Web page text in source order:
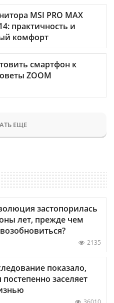
MSI PRO MAX
практичность и
комфорт
смартфон к
ZOOM
ЕЩЕ
застопорилась
лет, прежде чем
2135
показало,
заселяет